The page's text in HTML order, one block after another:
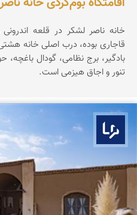
خانه ناصر لشکر در قلعه
قاجاری بوده، درب اصلی خانه هشتی
بادگیر، برج نظامی، گودال باغچه،
تنور و اجاق هیزمی است.
بوم ما